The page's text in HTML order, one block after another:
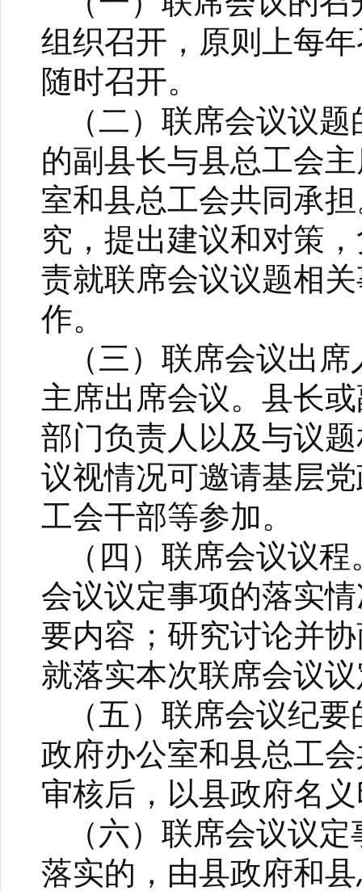
组织召开，原则上每
随时召开。
（二）联席会议议
的副县长与县总工会
室和县总工会共同承
究，提出建议和对策
责就联席会议议题相
作。
（三）联席会议出
主席出席会议。县长
部门负责人以及与议
议视情况可邀请基层
工会干部等参加。
（四）联席会议议
会议议定事项的落实
要内容；研究讨论并
就落实本次联席会议
（五）联席会议纪
政府办公室和县总工
审核后，以县政府名
（六）联席会议议
落实的，由县政府和